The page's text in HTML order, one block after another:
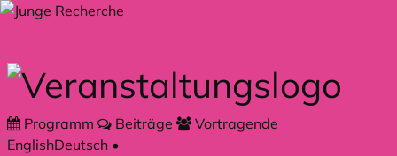
Zum Hauptteil springen
Programm Beiträge
Vortragende
EnglishDeutsch •